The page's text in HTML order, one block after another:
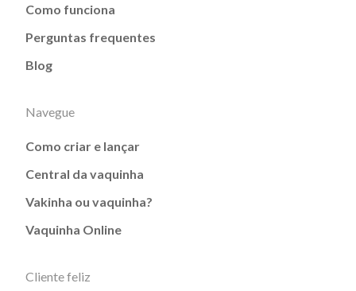
Como funciona
Perguntas frequentes
Blog
Navegue
Como criar e lançar
Central da vaquinha
Vakinha ou vaquinha?
Vaquinha Online
Cliente feliz